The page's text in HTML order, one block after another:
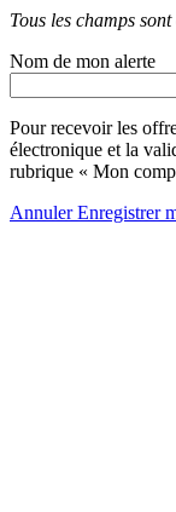
Tous les champs
Nom de mon alerte
Pour recevoir les
électronique et la
rubrique « Mon
AnnulerEnregistrer